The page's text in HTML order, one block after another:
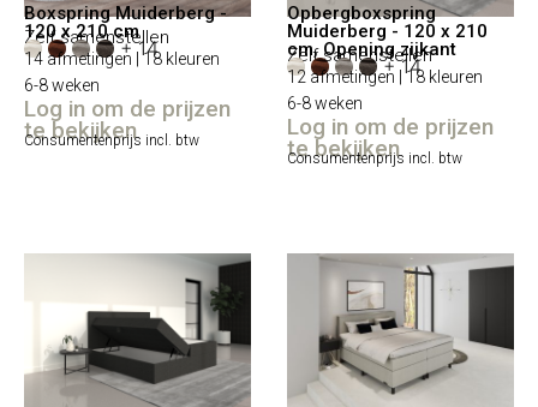
Boxspring Muiderberg -
120 x 210 cm
Zelf samenstellen
+ 14
14 afmetingen | 18 kleuren
6-8 weken
Log in om de prijzen
te bekijken
Consumentenprijs incl. btw
Opbergboxspring
Muiderberg - 120 x 210
cm, Opening zijkant
Zelf samenstellen
+ 14
12 afmetingen | 18 kleuren
6-8 weken
Log in om de prijzen
te bekijken
Consumentenprijs incl. btw